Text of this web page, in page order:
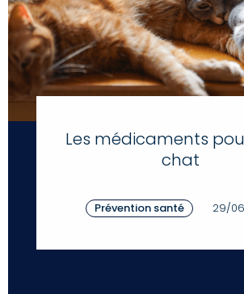
Les médicaments
chat
Prévention santé 29/